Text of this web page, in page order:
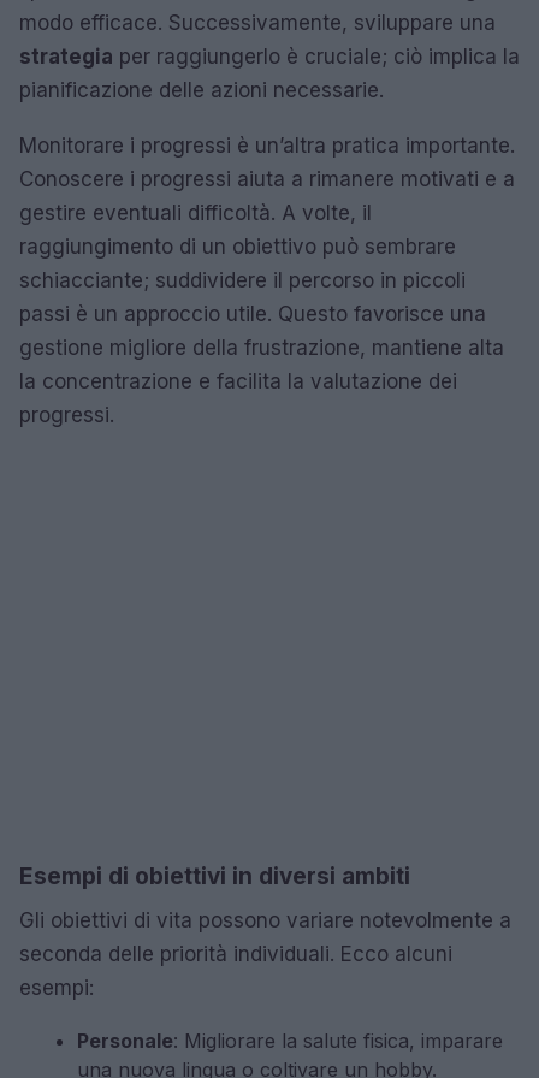
modo efficace. Successivamente, sviluppare una
strategia per raggiungerlo è cruciale; ciò implica la
pianificazione delle azioni necessarie.
Monitorare i progressi è un’altra pratica importante.
Conoscere i progressi aiuta a rimanere motivati e a
gestire eventuali difficoltà. A volte, il
raggiungimento di un obiettivo può sembrare
schiacciante; suddividere il percorso in piccoli
passi è un approccio utile. Questo favorisce una
gestione migliore della frustrazione, mantiene alta
la concentrazione e facilita la valutazione dei
progressi.
Esempi di obiettivi in diversi ambiti
Gli obiettivi di vita possono variare notevolmente a
seconda delle priorità individuali. Ecco alcuni
esempi:
Personale: Migliorare la salute fisica, imparare
una nuova lingua o coltivare un hobby.